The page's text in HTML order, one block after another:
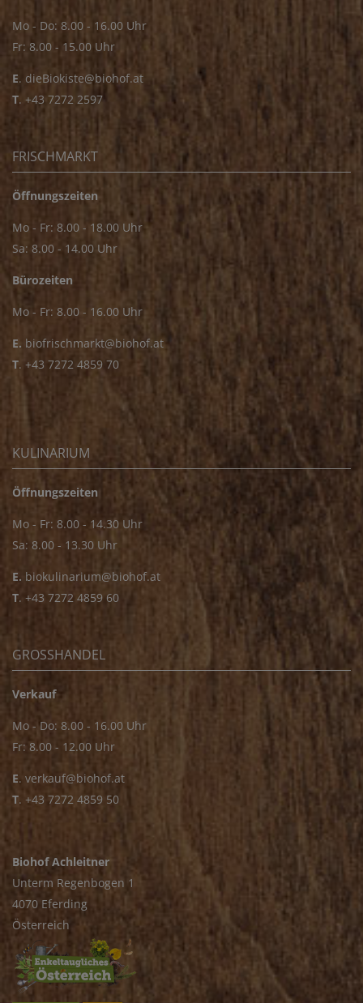
Mo - Do: 8.00 - 16.00 Uhr
Fr: 8.00 - 15.00 Uhr
E. dieBiokiste@biohof.at
T. +43 7272 2597
FRISCHMARKT
Öffnungszeiten
Mo - Fr: 8.00 - 18.00 Uhr
Sa: 8.00 - 14.00 Uhr
Bürozeiten
Mo - Fr: 8.00 - 16.00 Uhr
E. biofrischmarkt@biohof.at
T. +43 7272 4859 70
KULINARIUM
Öffnungszeiten
Mo - Fr: 8.00 - 14.30 Uhr
Sa: 8.00 - 13.30 Uhr
E. biokulinarium@biohof.at
T. +43 7272 4859 60
GROSSHANDEL
Verkauf
Mo - Do: 8.00 - 16.00 Uhr
Fr: 8.00 - 12.00 Uhr
E. verkauf@biohof.at
T. +43 7272 4859 50
Biohof Achleitner
Unterm Regenbogen 1
4070 Eferding
Österreich